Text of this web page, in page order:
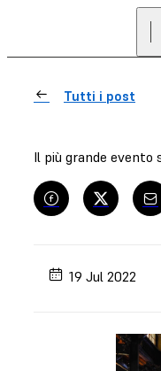
Tutti i post
Il più grande evento
19 Jul 2022